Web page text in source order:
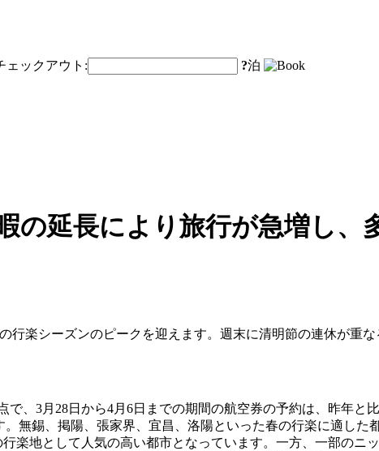
ェックアウト: ?泊
の延長により旅行が急増し
行楽シーズンのピークを迎えます。週末に清明節の連休が重
で、3月28日から4月6日までの期間の航空券の予約は、昨年
無錫、掲陽、張家界、宜昌、洛陽といった春の行楽に適し
楽地として人気の高い都市となっています。一方、一部のニ